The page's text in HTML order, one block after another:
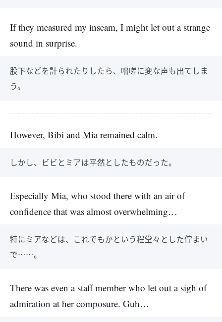
If they measured my inseam, I might let out a strange
sound in surprise.
股下などを計られたりしたら、咄嗟に変な声も出てしま
う。
However, Bibi and Mia remained calm.
しかし、ビビとミアは平然としたものだった。
Especially Mia, who stood there with an air of
confidence that was almost overwhelming…
特にミアなどは、これでもかという程堂々とした佇まい
で……。
There was even a staff member who let out a sigh of
admiration at her composure. Guh…